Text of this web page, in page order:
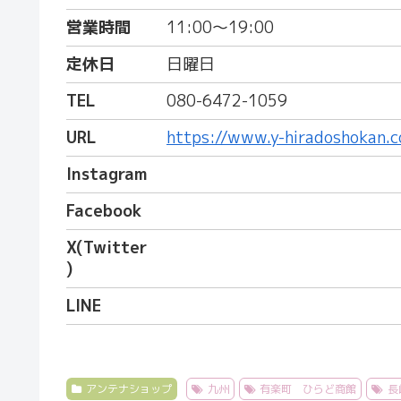
営業時間
11:00〜19:00
定休日
日曜日
TEL
080-6472-1059
URL
https://www.y-
Instagram
Facebook
X(Twitter
)
LINE
アンテナショップ 九州 有楽町 ひらど商館